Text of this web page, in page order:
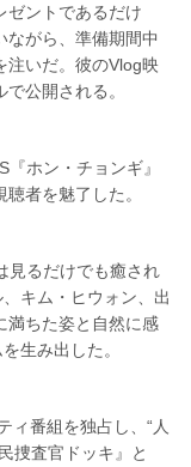
ゼントであるだけ
ながら、準備期間中
注いだ。彼のVlog映
公開される。
ホン・チョンギ』
者を魅了した。
見るだけでも癒され
キム・ヒウォン、出
満ちた姿と自然に感
生み出した。
ィ番組を独占し、“人
捜査官ドッキ』と